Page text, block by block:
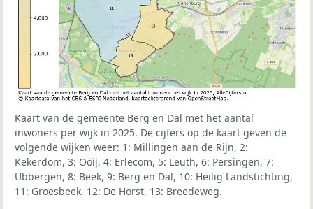
Kaart van de gemeente Berg en Dal met het aantal
inwoners per wijk in 2025. De cijfers op de kaart geven de
volgende wijken weer: 1: Millingen aan de Rijn, 2:
Kekerdom, 3: Ooij, 4: Erlecom, 5: Leuth, 6: Persingen, 7:
Ubbergen, 8: Beek, 9: Berg en Dal, 10: Heilig Landstichting,
11: Groesbeek, 12: De Horst, 13: Breedeweg.